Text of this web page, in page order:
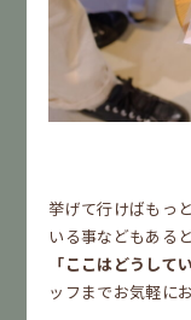
挙げて行けばもっ
いる事などもある
「ここはどうして
ッフまでお気軽に